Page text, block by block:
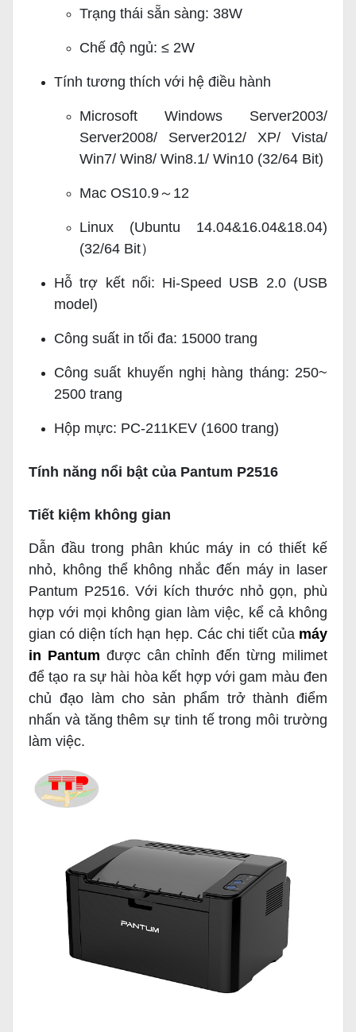
Trạng thái sẵn sàng: 38W
Chế độ ngủ: ≤ 2W
Tính tương thích với hệ điều hành
Microsoft Windows Server2003/
Server2008/ Server2012/ XP/ Vista/
Win7/ Win8/ Win8.1/ Win10 (32/64 Bit)
Mac OS10.9～12
Linux (Ubuntu 14.04&16.04&18.04)
(32/64 Bit）
Hỗ trợ kết nối: Hi-Speed USB 2.0 (USB
model)
Công suất in tối đa: 15000 trang
Công suất khuyến nghị hàng tháng: 250~
2500 trang
Hộp mực: PC-211KEV (1600 trang)
Tính năng nổi bật của Pantum P2516
Tiết kiệm không gian
Dẫn đầu trong phân khúc máy in có thiết kế
nhỏ, không thể không nhắc đến máy in laser
Pantum P2516. Với kích thước nhỏ gọn, phù
hợp với mọi không gian làm việc, kể cả không
gian có diện tích hạn hẹp. Các chi tiết của máy
in Pantum được cân chỉnh đến từng milimet
để tạo ra sự hài hòa kết hợp với gam màu đen
chủ đạo làm cho sản phẩm trở thành điểm
nhấn và tăng thêm sự tinh tế trong môi trường
làm việc.